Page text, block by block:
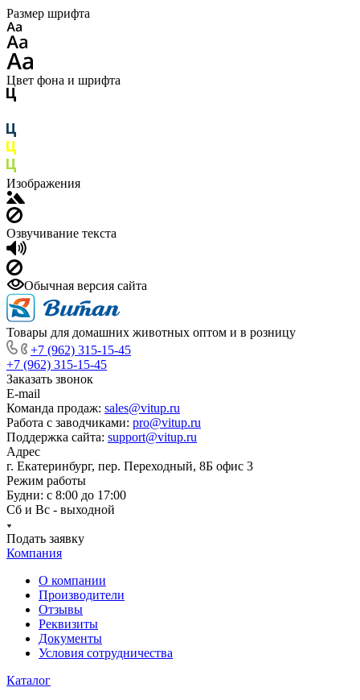
Размер шрифта
Цвет фона и шрифта
Изображения
Озвучивание текста
Обычная версия сайта
Товары для домашних животных оптом и в розницу
+7 (962) 315-15-45
+7 (962) 315-15-45
Заказать звонок
E-mail
Команда продаж: sales@vitup.ru
Работа с заводчиками: pro@vitup.ru
Поддержка сайта: support@vitup.ru
Адрес
г. Екатеринбург, пер. Переходный, 8Б офис 3
Режим работы
Будни: с 8:00 до 17:00
Сб и Вс - выходной
Подать заявку
Компания
О компании
Производители
Отзывы
Реквизиты
Документы
Условия сотрудничества
Каталог